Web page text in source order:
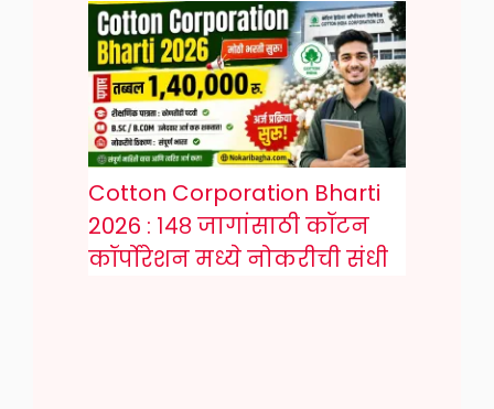
Cotton Corporation Bharti
2026 : १४८ जागांसाठी कॉटन
कॉर्पोरेशन मध्ये नोकरीची संधी